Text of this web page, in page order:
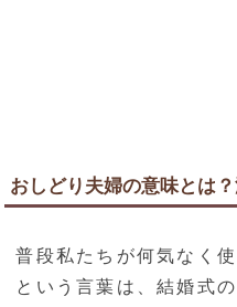
おしどり夫婦の意味とは
普段私たちが何気なく
という言葉は、結婚式